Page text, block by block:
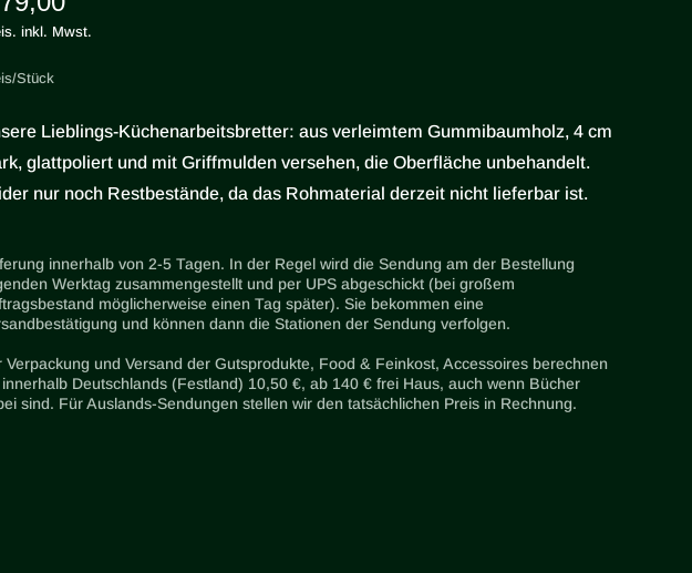
inkl. Mwst.
Stück
Lieblings-Küchenarbeitsbretter: aus verleimtem Gummibaumholz, 4 cm
glattpoliert und mit Griffmulden versehen, die Oberfläche unbehandelt.
nur noch Restbestände, da das Rohmaterial derzeit nicht lieferbar ist.
innerhalb von 2-5 Tagen. In der Regel wird die Sendung am der Bestellung
Werktag zusammengestellt und per UPS abgeschickt (bei großem
möglicherweise einen Tag später). Sie bekommen eine
und können dann die Stationen der Sendung verfolgen.
Verpackung und Versand der Gutsprodukte, Food & Feinkost, Accessoires berechnen
Deutschlands (Festland) 10,50 €, ab 140 € frei Haus, auch wenn Bücher
sind. Für Auslands-Sendungen stellen wir den tatsächlichen Preis in Rechnung.